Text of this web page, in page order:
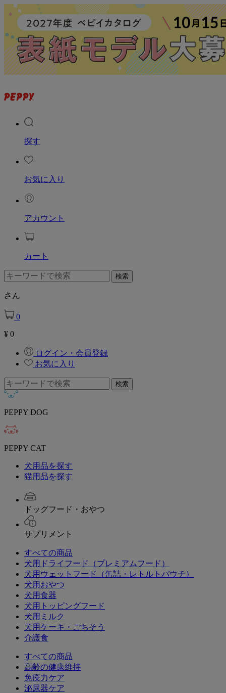
探す
お気に入り
アカウント
カート
さん
0
¥ 0
ログイン・会員登録
お気に入り
PEPPY DOG
PEPPY CAT
犬用品を探す
猫用品を探す
ドッグフード・おやつ
サプリメント
すべての商品
犬用ドライフード（プレミアムフード）
犬用ウェットフード（缶詰・レトルトパウチ）
犬用おやつ
犬用食器
犬用トッピングフード
犬用ミルク
犬用ケーキ・ごちそう
介護食
すべての商品
高齢の健康維持
免疫力ケア
泌尿器ケア